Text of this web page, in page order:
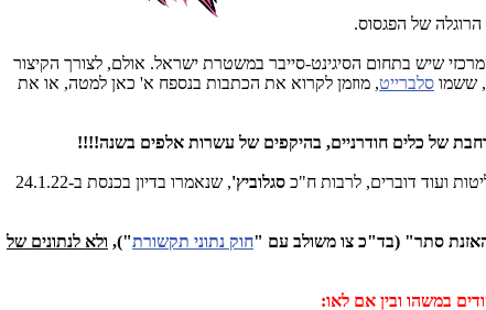
הרוגלה של הפגסוס.
שיש בתחום הסיגינט-סייבר במשטרת ישראל. אולם, לצורך הקיצור
ששמו סלברייט, מוזמן לקרוא את הכתבות בנספח א' כאן למטה, או את
ועוד דוברים, לרבות ח"כ סגלוביץ'
, שנאמרו בדיון בכנסת ב-24.1.22
סתר" (בד"כ צו משולב עם "חוק נתוני תקשורת"), ולא לנתונים של